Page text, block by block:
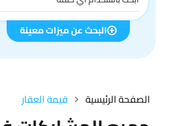
البحث عن ميزات معينة
الصفحة الرئيسية قيمة العقار